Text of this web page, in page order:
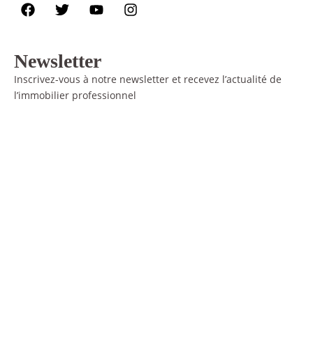
Newsletter
Inscrivez-vous à notre newsletter et recevez l’actualité de
l’immobilier professionnel